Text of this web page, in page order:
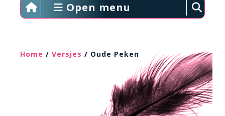
Open menu
Home / Versjes / Oude Peken